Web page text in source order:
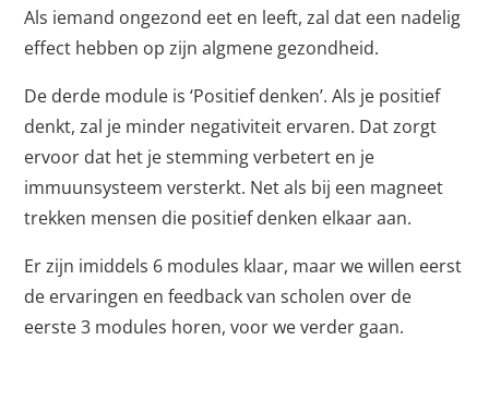
Als iemand ongezond eet en leeft, zal dat een nadelig
effect hebben op zijn algmene gezondheid.
De derde module is ‘Positief denken’. Als je positief
denkt, zal je minder negativiteit ervaren. Dat zorgt
ervoor dat het je stemming verbetert en je
immuunsysteem versterkt. Net als bij een magneet
trekken mensen die positief denken elkaar aan.
Er zijn imiddels 6 modules klaar, maar we willen eerst
de ervaringen en feedback van scholen over de
eerste 3 modules horen, voor we verder gaan.